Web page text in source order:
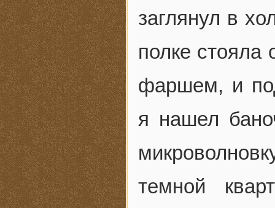
заглянул в
полке стояла
фаршем, и
я нашел
темной